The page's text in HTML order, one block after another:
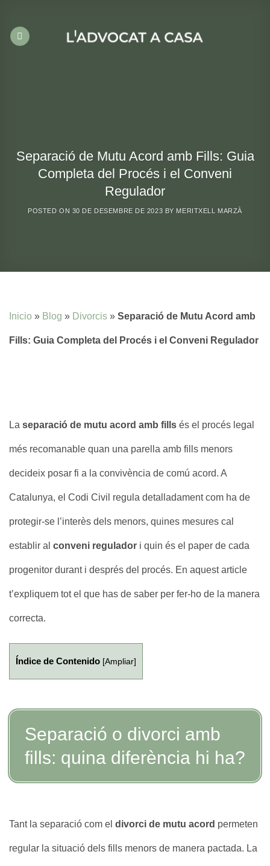
content
Separació de Mutu Acord amb Fills: Guia
Completa del Procés i el Conveni
Regulador
POSTED ON 30 DE DESEMBRE DE 2023 BY MERITXELL MARZÀ
Inicio » Blog » Divorcis » Separació de Mutu Acord amb
Fills: Guia Completa del Procés i el Conveni Regulador
La separació de mutu acord amb fills és el procés legal
més recomanable quan una parella amb fills menors
decideix posar fi a la convivència de comú acord. A
Catalunya, el Codi Civil regula detalladament com ha de
protegir-se l’interès dels menors, quines mesures cal
establir al conveni regulador i quin és el paper de cada
progenitor durant i després del procés. En aquest article
t’expliquem tot el que has de saber per fer-ho de la manera
correcta.
Índice de Contenido [Ampliar]
Separació o divorci amb
fills: quina diferència hi ha?
Tant la separació com el divorci de mutu acord permeten
regular la situació dels fills menors de manera pactada. La